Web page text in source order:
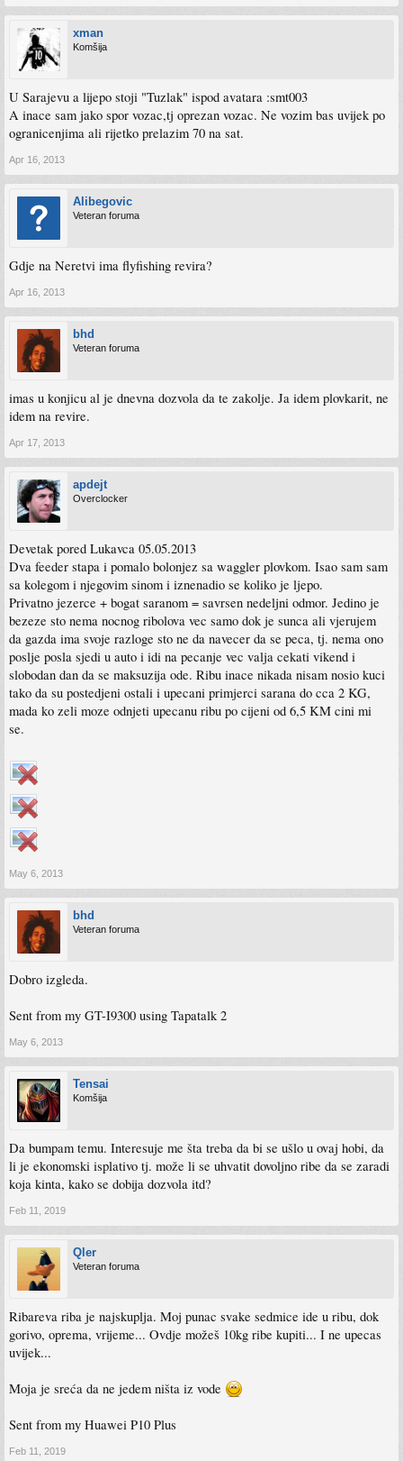
xman
Komšija
U Sarajevu a lijepo stoji "Tuzlak" ispod avatara :smt003
A inace sam jako spor vozac,tj oprezan vozac. Ne vozim bas uvijek po
ogranicenjima ali rijetko prelazim 70 na sat.
Apr 16, 2013
Alibegovic
Veteran foruma
Gdje na Neretvi ima flyfishing revira?
Apr 16, 2013
bhd
Veteran foruma
imas u konjicu al je dnevna dozvola da te zakolje. Ja idem plovkarit, ne
idem na revire.
Apr 17, 2013
apdejt
Overclocker
Devetak pored Lukavca 05.05.2013
Dva feeder stapa i pomalo bolonjez sa waggler plovkom. Isao sam sam
sa kolegom i njegovim sinom i iznenadio se koliko je ljepo.
Privatno jezerce + bogat saranom = savrsen nedeljni odmor. Jedino je
bezeze sto nema nocnog ribolova vec samo dok je sunca ali vjerujem
da gazda ima svoje razloge sto ne da navecer da se peca, tj. nema ono
poslje posla sjedi u auto i idi na pecanje vec valja cekati vikend i
slobodan dan da se maksuzija ode. Ribu inace nikada nisam nosio kuci
tako da su postedjeni ostali i upecani primjerci sarana do cca 2 KG,
mada ko zeli moze odnjeti upecanu ribu po cijeni od 6,5 KM cini mi
se.
May 6, 2013
bhd
Veteran foruma
Dobro izgleda.
Sent from my GT-I9300 using Tapatalk 2
May 6, 2013
Tensai
Komšija
Da bumpam temu. Interesuje me šta treba da bi se ušlo u ovaj hobi, da
li je ekonomski isplativo tj. može li se uhvatit dovoljno ribe da se zaradi
koja kinta, kako se dobija dozvola itd?
Feb 11, 2019
Qler
Veteran foruma
Ribareva riba je najskuplja. Moj punac svake sedmice ide u ribu, dok
gorivo, oprema, vrijeme... Ovdje možeš 10kg ribe kupiti... I ne upecas
uvijek...
Moja je sreća da ne jedem ništa iz vode
Sent from my Huawei P10 Plus
Feb 11, 2019